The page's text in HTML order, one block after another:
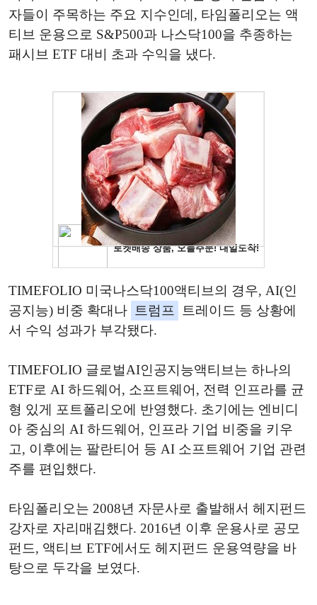
자들이 주목하는 주요 지수인데, 타임폴리오는 액
티브 운용으로 S&P500과 나스닥100을 추종하는
패시브 ETF 대비 초과 수익을 냈다.
TIMEFOLIO 미국나스닥100액티브의 경우, AI(인
공지능) 비중 확대나
트럼프
트레이드 등 상황에
서 수익 성과가 부각됐다.
TIMEFOLIO 글로벌AI인공지능액티브는 하나의
ETF로 AI 하드웨어, 소프트웨어, 전력 인프라를 균
형 있게 포트폴리오에 반영했다. 초기에는 엔비디
아 중심의 AI 하드웨어, 인프라 기업 비중을 키우
고, 이후에는 팔란티어 등 AI 소프트웨어 기업 관련
주를 편입했다.
타임폴리오는 2008년 자문사로 출발해서 헤지펀드
강자로 자리매김했다. 2016년 이후 운용사로 공모
펀드, 액티브 ETF에서도 헤지펀드 운용역량을 바
탕으로 두각을 보였다.